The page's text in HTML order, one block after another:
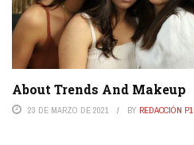
About Trends And Makeup
23 DE MARZO DE 2021 BY REDACCIÓN P1